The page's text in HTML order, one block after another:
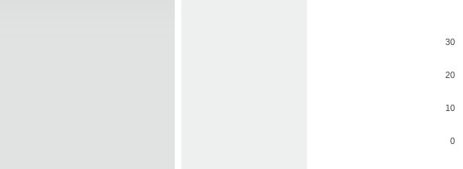
0
10
20
30